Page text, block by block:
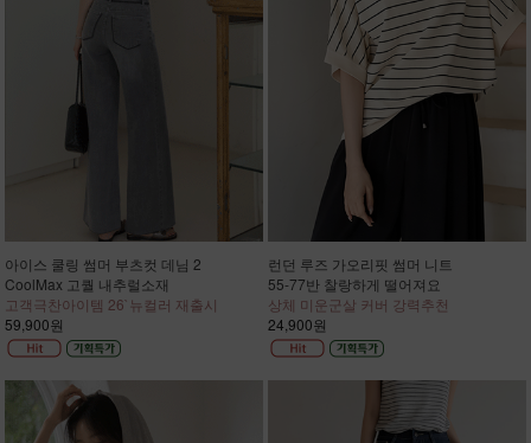
아이스 쿨링 썸머 부츠컷 데님 2
CoolMax 고퀄 내추럴소재
고객극찬아이템 26`뉴컬러 재출시
59,900원
런던 루즈 가오리핏 썸머 니트
55-77반 찰랑하게 떨어져요
상체 미운군살 커버 강력추천
24,900원